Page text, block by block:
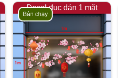
Decal đục dán 1 mặt
Bán chạy